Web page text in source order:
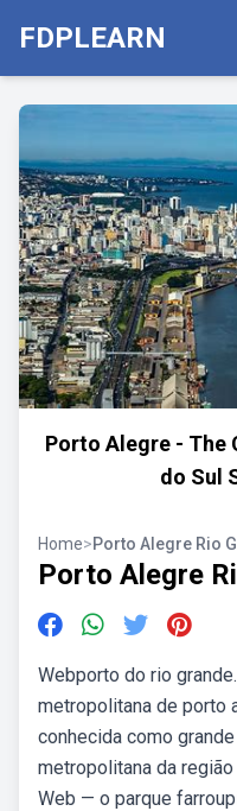
FDPLEARN
Porto Alegre - The
do Sul
Home>Porto Alegre Rio
Porto Alegre
Webporto do rio
metropolitana de porto
conhecida como
metropolitana da
Web — o parque